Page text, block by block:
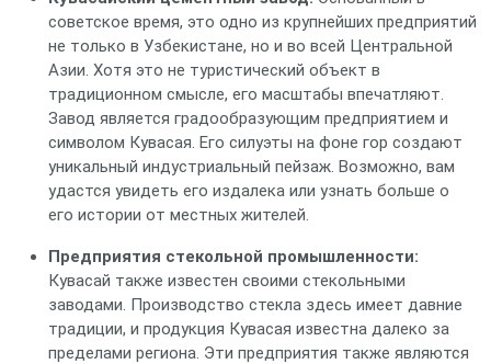
советское время, это одно из крупнейших предприятий
не только в Узбекистане, но и во всей Центральной
Азии. Хотя это не туристический объект в
традиционном смысле, его масштабы впечатляют.
Завод является градообразующим предприятием и
символом Кувасая. Его силуэты на фоне гор создают
уникальный индустриальный пейзаж. Возможно, вам
удастся увидеть его издалека или узнать больше о
его истории от местных жителей.
Предприятия стекольной промышленности:
Кувасай также известен своими стекольными
заводами. Производство стекла здесь имеет давние
традиции, и продукция Кувасая известна далеко за
пределами региона. Эти предприятия также являются